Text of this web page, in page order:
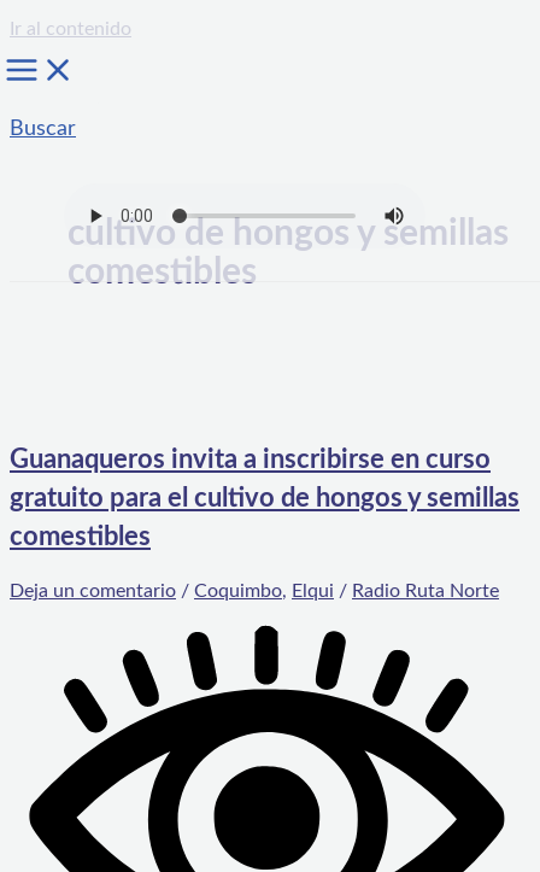
Ir al contenido
Buscar
cultivo de hongos y semillas
comestibles
Guanaqueros invita a inscribirse en curso
gratuito para el cultivo de hongos y semillas
comestibles
Deja un comentario / Coquimbo, Elqui / Radio Ruta Norte